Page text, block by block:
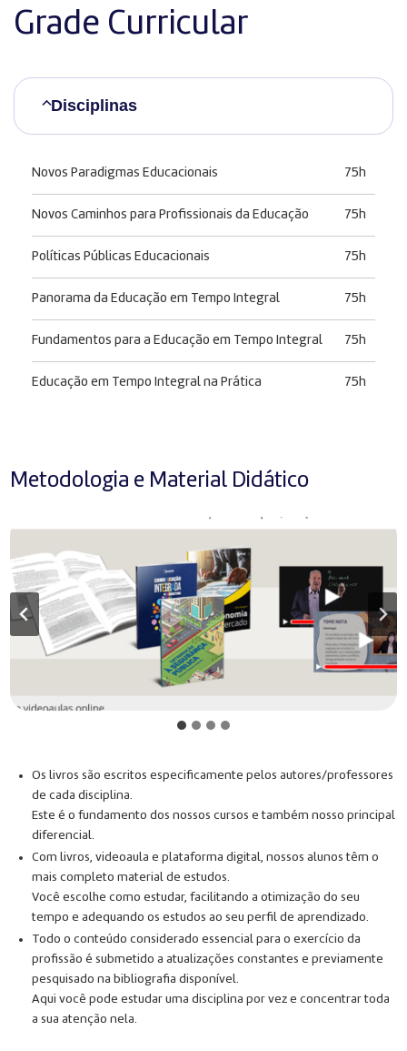
Grade Curricular
Disciplinas
Novos Paradigmas Educacionais 75h
Novos Caminhos para Profissionais da Educação 75h
Políticas Públicas Educacionais 75h
Panorama da Educação em Tempo Integral 75h
Fundamentos para a Educação em Tempo Integral 75h
Educação em Tempo Integral na Prática 75h
Metodologia e Material Didático
Os livros são escritos especificamente pelos autores/professores
de cada disciplina.
Este é o fundamento dos nossos cursos e também nosso principal
diferencial.
Com livros, videoaula e plataforma digital, nossos alunos têm o
mais completo material de estudos.
Você escolhe como estudar, facilitando a otimização do seu
tempo e adequando os estudos ao seu perfil de aprendizado.
Todo o conteúdo considerado essencial para o exercício da
profissão é submetido a atualizações constantes e previamente
pesquisado na bibliografia disponível.
Aqui você pode estudar uma disciplina por vez e concentrar toda
a sua atenção nela.